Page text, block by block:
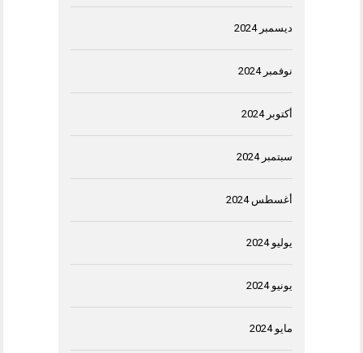
ديسمبر 2024
نوفمبر 2024
أكتوبر 2024
سبتمبر 2024
أغسطس 2024
يوليو 2024
يونيو 2024
مايو 2024